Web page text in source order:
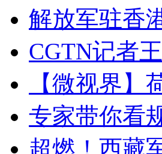
解放军驻香
CGTN记者
【微视界】
专家带你看
超燃！西藏